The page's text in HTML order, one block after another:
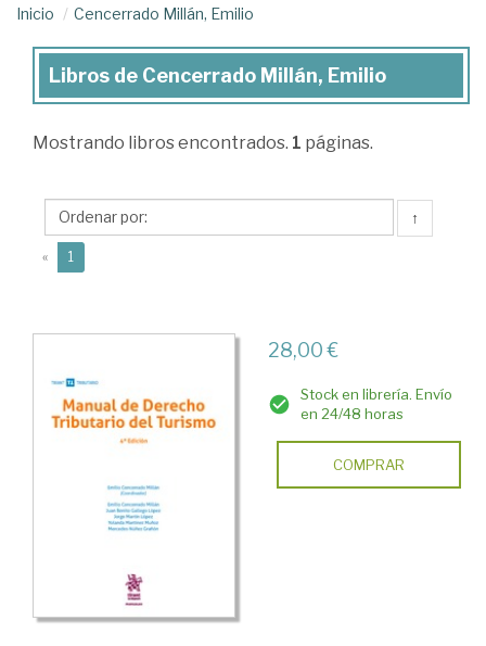
Inicio Cencerrado Millán, Emilio
Libros
Cencerrado
Emilio
Libros de Cencerrado Millán, Emilio
Mostrando libros encontrados. 1 páginas.
↑
« 1
28,00 €
Stock en librería. Envío
en 24/48 horas
COMPRAR